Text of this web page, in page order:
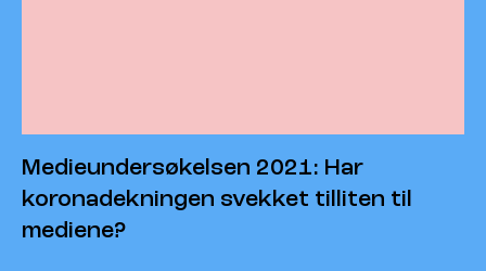
Medieundersøkelsen 2021: Har
koronadekningen svekket tilliten til
mediene?